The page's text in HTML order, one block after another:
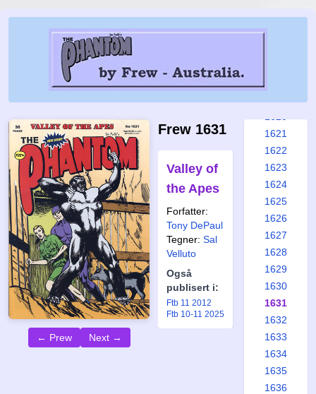
← Prew Next →
Frew 1631
Valley of
the Apes
Forfatter:
Tony DePaul
Tegner: Sal
Velluto
Også
publisert i:
Ftb 11 2012
Ftb 10-11 2025
1614
1615
1621
1622
1623
1624
1625
1626
1627
1628
1629
1630
1631
1632
1633
1634
1635
1636